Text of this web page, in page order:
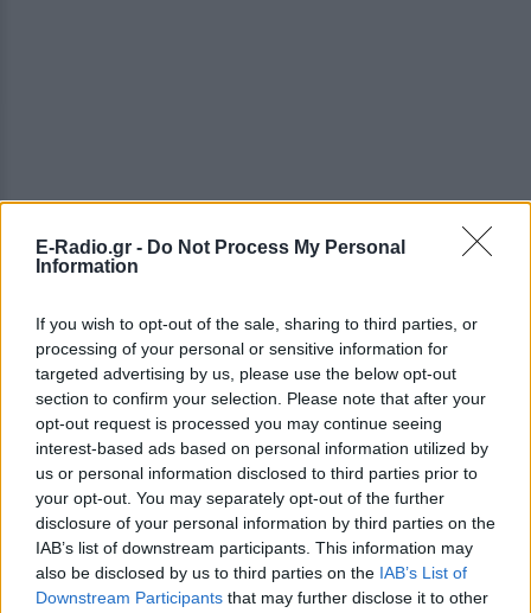
E-Radio.gr - Do Not Process My Personal
Information
If you wish to opt-out of the sale, sharing to third parties, or
processing of your personal or sensitive information for
targeted advertising by us, please use the below opt-out
section to confirm your selection. Please note that after your
opt-out request is processed you may continue seeing
interest-based ads based on personal information utilized by
us or personal information disclosed to third parties prior to
your opt-out. You may separately opt-out of the further
disclosure of your personal information by third parties on the
IAB’s list of downstream participants. This information may
also be disclosed by us to third parties on the IAB’s List of
Downstream Participants that may further disclose it to other
Μια Οικογενειακή Υ πόθεση / Α Family Affair
Της Αγγελικής Αριστομενοπούλου